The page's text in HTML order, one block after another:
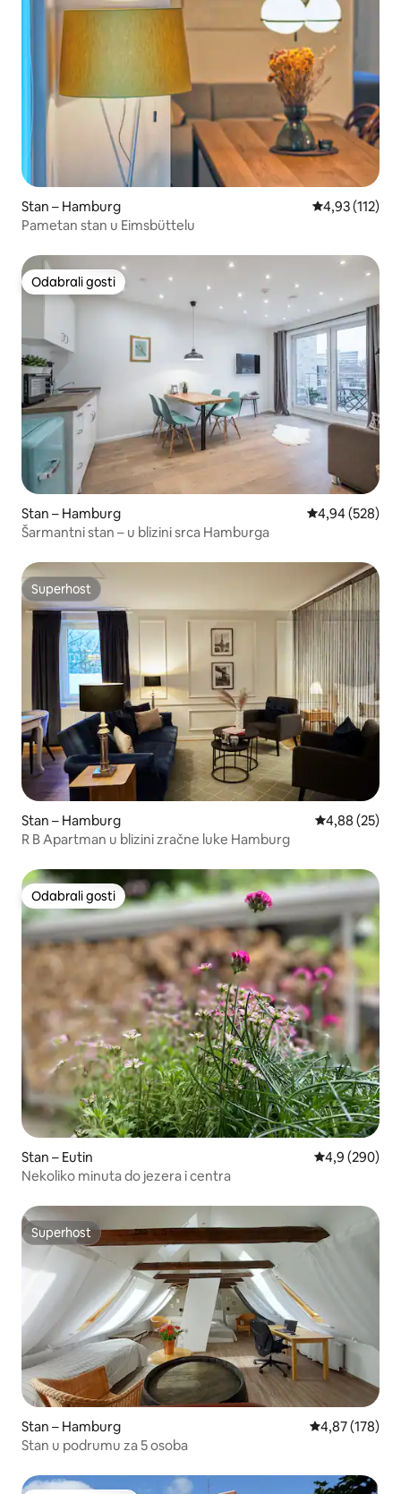
Stan – Hamburg Prosječna
4,93 (112)
Pametan stan u Eimsbüttelu
Odabrali gosti
Odabrali gosti
Stan – Hamburg Prosječna
4,94 (528)
Šarmantni stan – u blizini srca Hamburga
Superhost
Superhost
Stan – Hamburg Prosječna
4,88 (25)
R B Apartman u blizini zračne luke Hamburg
Odabrali gosti
Odabrali gosti
Stan – Eutin Prosječna
4,9 (290)
Nekoliko minuta do jezera i centra
Superhost
Superhost
Stan – Hamburg Prosječna
4,87 (178)
Stan u podrumu za 5 osoba